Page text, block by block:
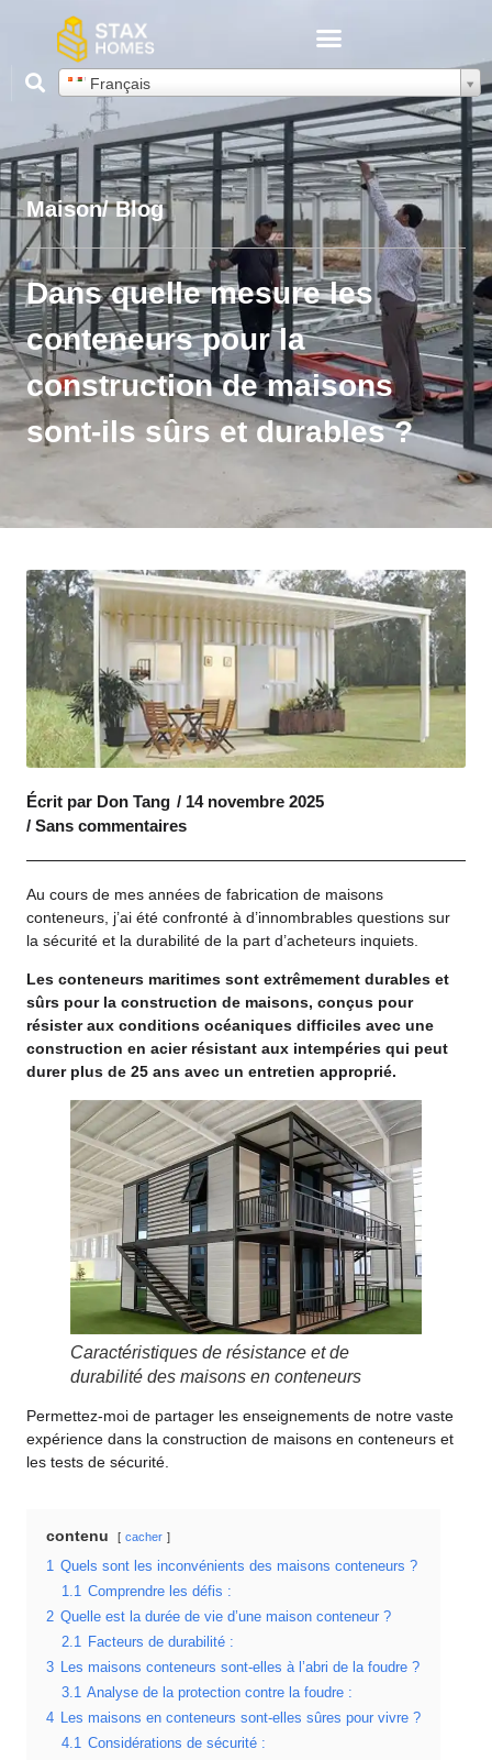
Français
Maison/ Blog
Dans quelle mesure les
conteneurs pour la
construction de maisons
sont-ils sûrs et durables ?
Écrit par Don Tang / 14 novembre 2025
/ Sans commentaires
Au cours de mes années de fabrication de maisons
conteneurs, j’ai été confronté à d’innombrables questions sur
la sécurité et la durabilité de la part d’acheteurs inquiets.
Les conteneurs maritimes sont extrêmement durables et
sûrs pour la construction de maisons, conçus pour
résister aux conditions océaniques difficiles avec une
construction en acier résistant aux intempéries qui peut
durer plus de 25 ans avec un entretien approprié.
Caractéristiques de résistance et de
durabilité des maisons en conteneurs
Permettez-moi de partager les enseignements de notre vaste
expérience dans la construction de maisons en conteneurs et
les tests de sécurité.
contenu cacher
1 Quels sont les inconvénients des maisons conteneurs ?
1.1 Comprendre les défis :
2 Quelle est la durée de vie d’une maison conteneur ?
2.1 Facteurs de durabilité :
3 Les maisons conteneurs sont-elles à l’abri de la foudre ?
3.1 Analyse de la protection contre la foudre :
4 Les maisons en conteneurs sont-elles sûres pour vivre ?
4.1 Considérations de sécurité :